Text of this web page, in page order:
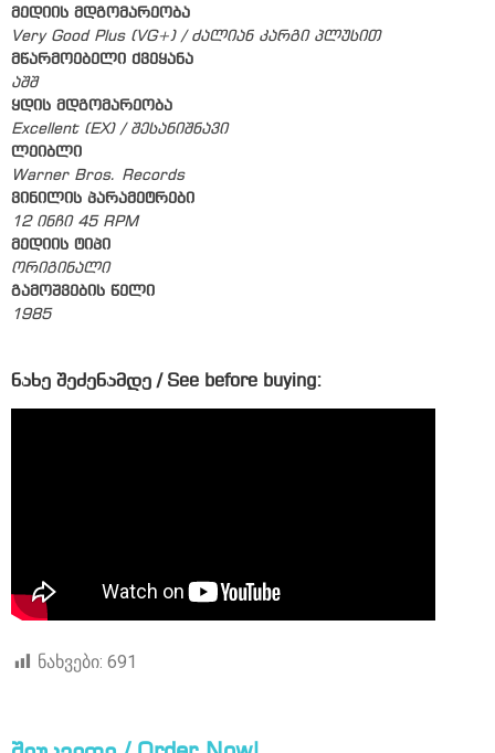
მედიის მდგომარეობა
Very Good Plus (VG+) / ძალიან კარგი პლუსით
მწარმოებელი ქვეყანა
აშშ
ყდის მდგომარეობა
Excellent (EX) / შესანიშნავი
ლეიბლი
Warner Bros. Records
ვინილის პარამეტრები
12 ინჩი 45 RPM
მედიის ტიპი
ორიგინალი
გამოშვების წელი
1985
ნახე შეძენამდე / See before buying:
ნახვები: 691